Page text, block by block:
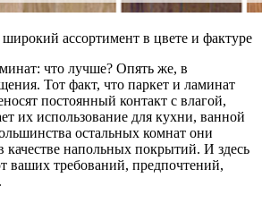
ассортимент в цвете и фактуре
что лучше? Опять же, в
Тот факт, что паркет и ламинат
постоянный контакт с влагой,
их использование для кухни, ванной
остальных комнат они
качестве напольных покрытий. И здесь
ваших требований, предпочтений,